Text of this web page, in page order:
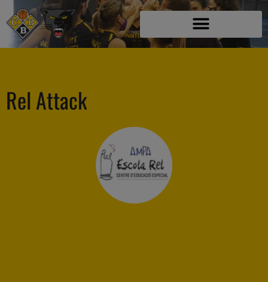
Rel Attack